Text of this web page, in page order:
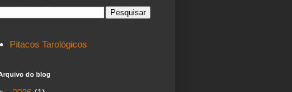
Pitacos Tarológicos
do blog